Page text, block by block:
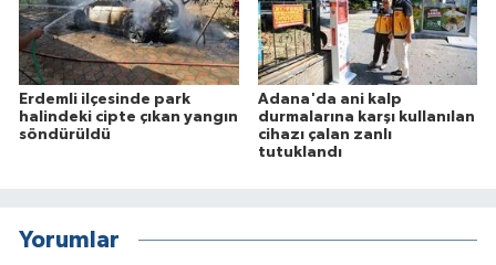
Erdemli ilçesinde park
halindeki cipte çıkan yangın
söndürüldü
Adana'da ani kalp
durmalarına karşı kullanılan
cihazı çalan zanlı
tutuklandı
Yorumlar